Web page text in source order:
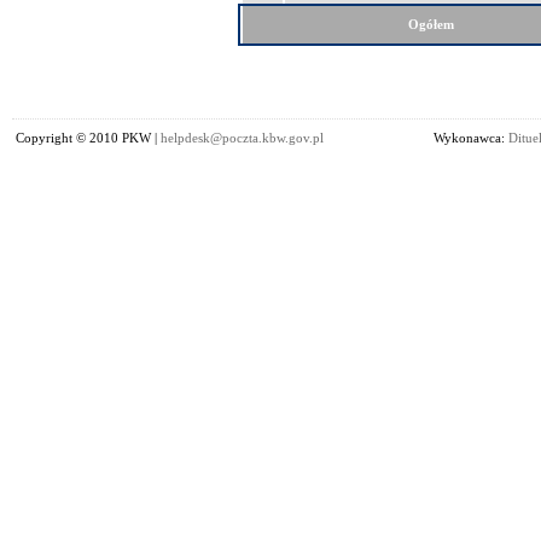
Ogółem
Copyright © 2010 PKW | helpdesk@poczta.kbw.gov.pl Wykonawca: